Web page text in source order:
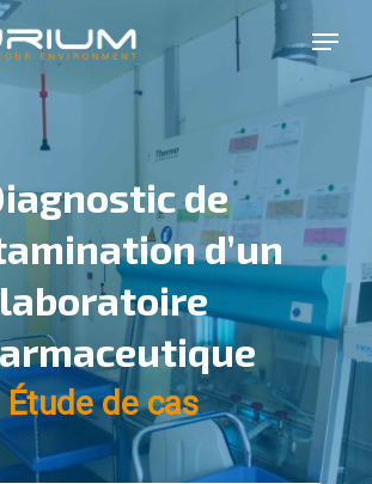
Menu
de
d’un
laboratoire
Étude de cas
Close